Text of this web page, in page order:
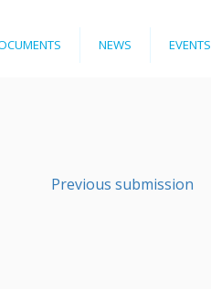
Previous submission
NEWS EVENTS